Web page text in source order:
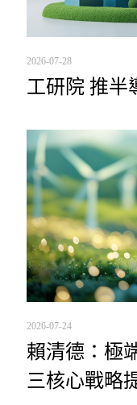
2026-07-28
工研院 推半
2026-07-24
賴清德：極
三核心戰略